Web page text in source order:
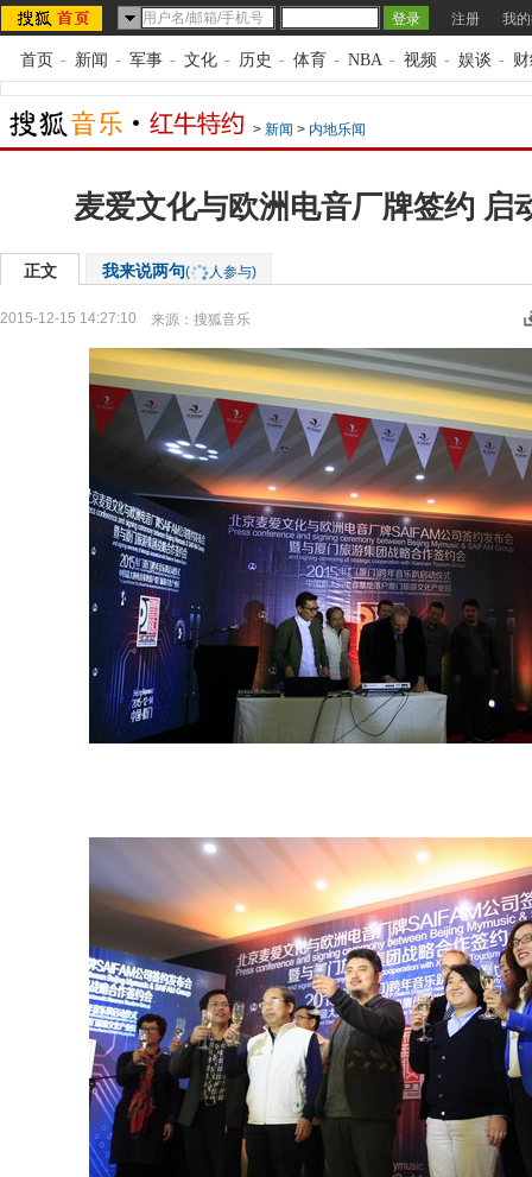
注册 我
首页 - 新闻 - 军事 - 文化 - 历史 - 体育 - NBA - 视频 - 娱谈 -
> 新闻 > 内地乐闻
麦爱文化与欧洲电音厂牌签约 启
正文 我来说两句( 人参与)
2015-12-15 14:27:10 来源： 搜狐音乐